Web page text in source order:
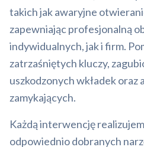
takich jak awaryjne
zapewniając profesjonalną
indywidualnych, jak i firm.
zatrzaśniętych kluczy,
uszkodzonych wkładek oraz
zamykających.
Każdą interwencję
odpowiednio dobranych